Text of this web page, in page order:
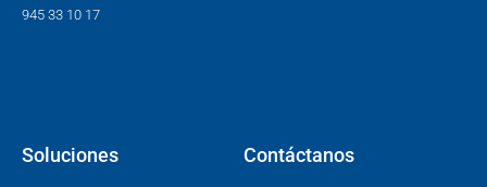
945 33 10 17
Soluciones Contáctanos